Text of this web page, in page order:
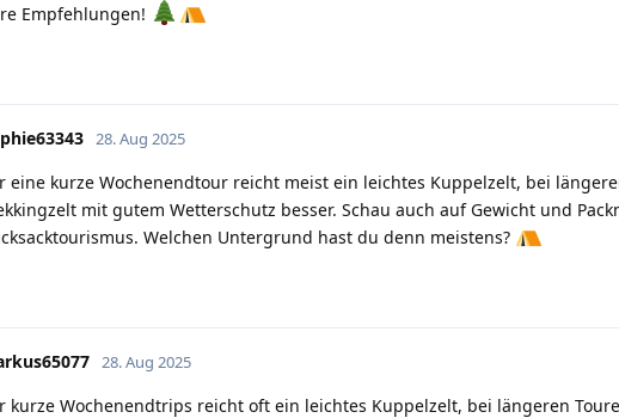
Empfehlungen!
28. Aug 2025
eine kurze Wochenendtour reicht meist ein leichtes Kuppelzelt, bei
mit gutem Wetterschutz besser. Schau auch auf Gewicht und
Welchen Untergrund hast du denn meistens?
28. Aug 2025
kurze Wochenendtrips reicht oft ein leichtes Kuppelzelt, bei längeren